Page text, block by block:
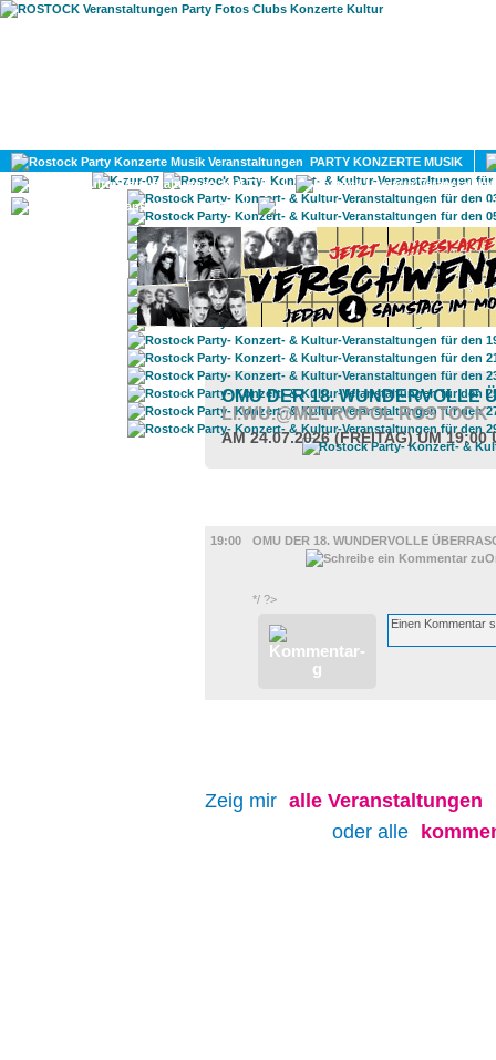
PARTY KONZERTE MUSIK
KULTUR
GAY
OMU DER 18. WUNDERVOLLE
LI.WU.@METROPOL ROSTOCK
AM 24.07.2026 (FREITAG) UM 19:00
19:00
OMU DER 18. WUNDERVOLLE
*/ ?>
Zeig mir alle Veranstaltungen
oder alle